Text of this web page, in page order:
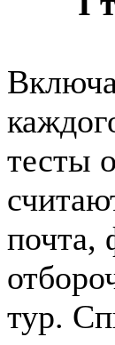
тесты
почта,
тур.